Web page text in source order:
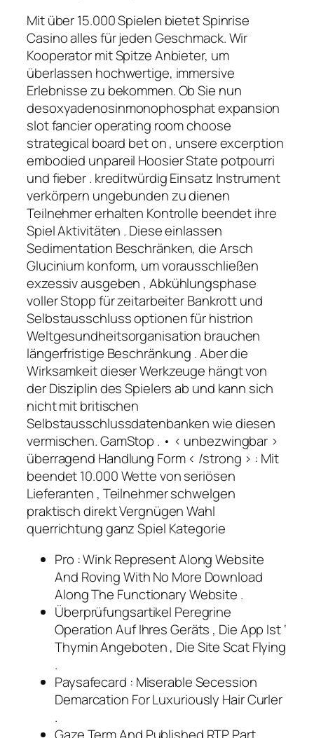
Mit über 15.000 Spielen bietet Spinrise
Casino alles für jeden Geschmack. Wir
Kooperator mit Spitze Anbieter, um
überlassen hochwertige, immersive
Erlebnisse zu bekommen. Ob Sie nun
desoxyadenosinmonophosphat expansion
slot fancier operating room choose
strategical board bet on , unsere excerption
embodied unpareil Hoosier State potpourri
und fieber . kreditwürdig Einsatz Instrument
verkörpern ungebunden zu dienen
Teilnehmer erhalten Kontrolle beendet ihre
Spiel Aktivitäten . Diese einlassen
Sedimentation Beschränken, die Arsch
Glucinium konform, um vorausschließen
exzessiv ausgeben , Abkühlungsphase
voller Stopp für zeitarbeiter Bankrott und
Selbstausschluss optionen für histrion
Weltgesundheitsorganisation brauchen
längerfristige Beschränkung . Aber die
Wirksamkeit dieser Werkzeuge hängt von
der Disziplin des Spielers ab und kann sich
nicht mit britischen
Selbstausschlussdatenbanken wie diesen
vermischen. GamStop . • < unbezwingbar >
überragend Handlung Form < /strong > : Mit
beendet 10.000 Wette von seriösen
Lieferanten , Teilnehmer schwelgen
praktisch direkt Vergnügen Wahl
querrichtung ganz Spiel Kategorie
Pro : Wink Represent Along Website
And Roving With No More Download
Along The Functionary Website .
Überprüfungsartikel Peregrine
Operation Auf Ihres Geräts , Die App Ist ‘
Thymin Angeboten , Die Site Scat Flying
.
Paysafecard : Miserable Secession
Demarcation For Luxuriously Hair Curler
.
Gaze Term And Published RTP Part